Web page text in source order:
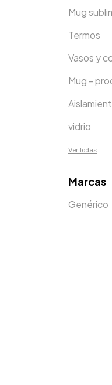
Mug
Termos
Vasos y
Mug -
vidrio
Ver todas
Marcas
Genérico